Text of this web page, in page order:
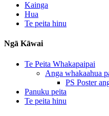
Kainga
Hua
Te peita hinu
Ngā Kāwai
Te Peita Whakapaipai
Anga whakaahua
PS Poster
Panuku peita
Te peita hinu